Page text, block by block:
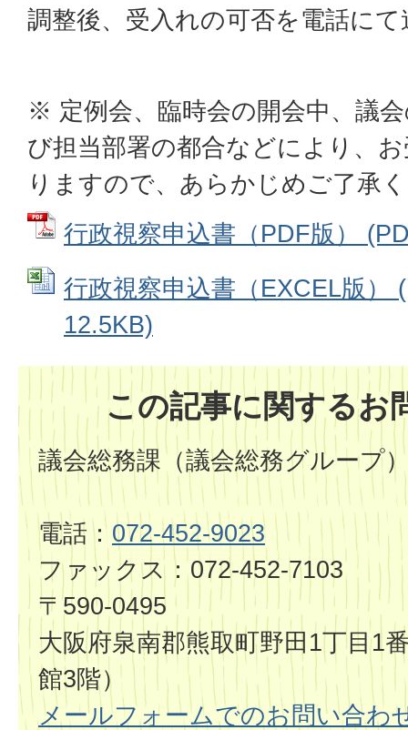
調整後、受入れの可否を電話に
※ 定例会、臨時会の開会中、議
び担当部署の都合などにより、
りますので、あらかじめご了承
行政視察申込書（PDF版）
行政視察申込書（EXCEL版）
12.5KB)
この記事に関するお
議会総務課（議会総務グループ
電話： 072-452-9023
ファックス：072-452-7103
〒590-0495
大阪府泉南郡熊取町野田1丁目1
館3階）
メールフォームでのお問い合わ